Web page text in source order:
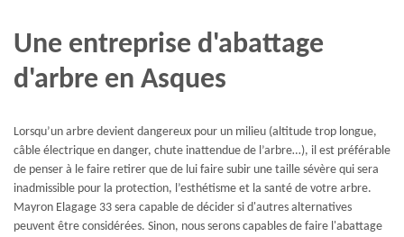
Une entreprise d'abattage
d'arbre en Asques
Lorsqu’un arbre devient dangereux pour un milieu (altitude trop longue,
câble électrique en danger, chute inattendue de l’arbre…), il est préférable
de penser à le faire retirer que de lui faire subir une taille sévère qui sera
inadmissible pour la protection, l’esthétisme et la santé de votre arbre.
Mayron Elagage 33 sera capable de décider si d'autres alternatives
peuvent être considérées. Sinon, nous serons capables de faire l'abattage